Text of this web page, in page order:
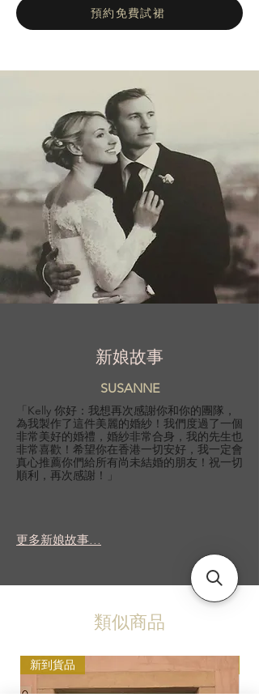
與繁複細節，呈現精緻工藝。自 2011 年成立
以來，品牌已成為高雅與藝術的代名詞，為全
預約免費試裙
新娘故事
SUSANNE
「Kelly 你好：我想再次感謝你和你的團隊，
為我製作了這件美麗的婚紗！我們度過了一個
非常美好的婚禮，婚紗非常合身，我的先生也
非常喜歡！希望你在香港一切安好，我一定會
真心推薦你們給所有尚未結婚的朋友！祝一切
順利，再次感謝！」
更多新娘故事...
類似商品
新到貨品